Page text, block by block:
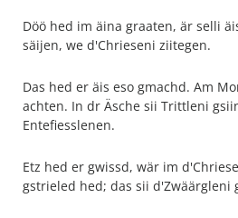
Döö hed im äina graaten, är selli
säijen, we d'Chrieseni ziitegen.
Das hed er äis eso gmachd. Am
achten. In dr Äsche sii Trittleni
Entefiesslenen.
Etz hed er gwissd, wär im
gstrieled hed; das sii d'Zwäärgleni